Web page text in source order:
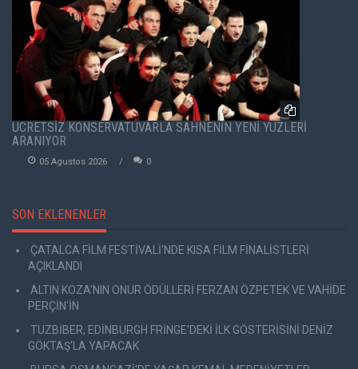
ÜCRETSİZ KONSERVATUVARLA SAHNENİN YENİ YÜZLERİ
ARANIYOR
05 Agustos 2026 0
SON EKLENENLER
ÇATALCA FİLM FESTİVALİ'NDE KISA FİLM FİNALİSTLERİ
AÇIKLANDI
ALTIN KOZA'NIN ONUR ÖDÜLLERİ FERZAN ÖZPETEK VE VAHİDE
PERÇİN'İN
TUZBİBER, EDİNBURGH FRİNGE'DEKİ İLK GÖSTERİSİNİ DENİZ
GÖKTAŞ'LA YAPACAK